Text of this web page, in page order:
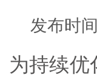
发布时
为持续优